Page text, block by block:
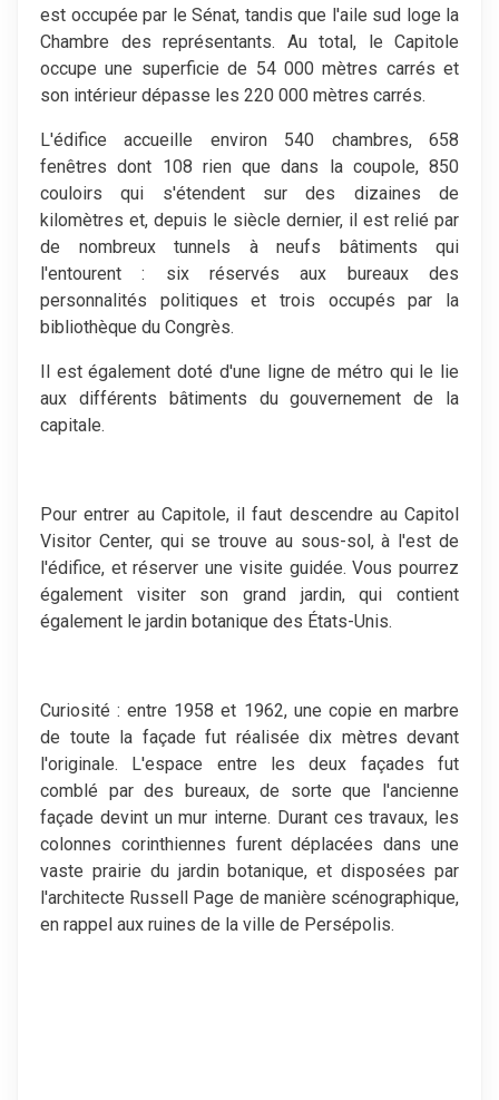
est occupée par le Sénat, tandis que l'aile sud loge la
Chambre des représentants. Au total, le Capitole
occupe une superficie de 54 000 mètres carrés et
son intérieur dépasse les 220 000 mètres carrés.
L'édifice accueille environ 540 chambres, 658
fenêtres dont 108 rien que dans la coupole, 850
couloirs qui s'étendent sur des dizaines de
kilomètres et, depuis le siècle dernier, il est relié par
de nombreux tunnels à neufs bâtiments qui
l'entourent : six réservés aux bureaux des
personnalités politiques et trois occupés par la
bibliothèque du Congrès.
Il est également doté d'une ligne de métro qui le lie
aux différents bâtiments du gouvernement de la
capitale.
Pour entrer au Capitole, il faut descendre au Capitol
Visitor Center, qui se trouve au sous-sol, à l'est de
l'édifice, et réserver une visite guidée. Vous pourrez
également visiter son grand jardin, qui contient
également le jardin botanique des États-Unis.
Curiosité : entre 1958 et 1962, une copie en marbre
de toute la façade fut réalisée dix mètres devant
l'originale. L'espace entre les deux façades fut
comblé par des bureaux, de sorte que l'ancienne
façade devint un mur interne. Durant ces travaux, les
colonnes corinthiennes furent déplacées dans une
vaste prairie du jardin botanique, et disposées par
l'architecte Russell Page de manière scénographique,
en rappel aux ruines de la ville de Persépolis.